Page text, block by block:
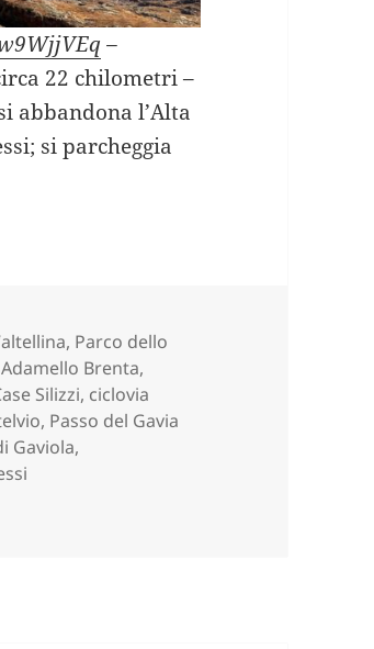
–
22 chilometri –
abbandona l’Alta
si parcheggia
(BS).
, Parco dello
Brenta,
Silizzi, ciclovia
, Passo del Gavia
Gaviola,